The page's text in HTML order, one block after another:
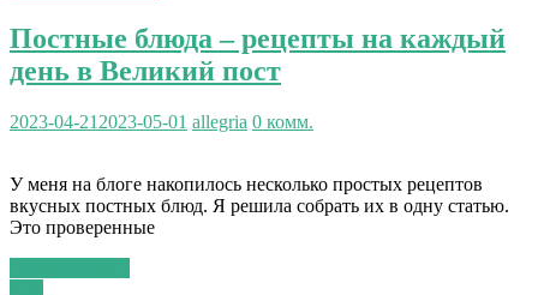
Постные блюда – рецепты на каждый
день в Великий пост
2023-04-21 2023-05-01 allegria 0 комм.
У меня на блоге накопилось несколько простых рецептов
вкусных постных блюд. Я решила собрать их в одну статью.
Это проверенные